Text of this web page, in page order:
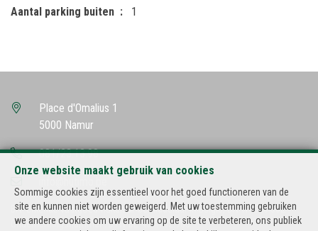
Aantal parking buiten 1
Onze website maakt gebruik van cookies
Sommige cookies zijn essentieel voor het goed functioneren van de
site en kunnen niet worden geweigerd. Met uw toestemming gebruiken
we andere cookies om uw ervaring op de site te verbeteren, ons publiek
Place d'Omalius 1
5000 Namur
081/23.13.98
BIV-erkende vastgoedmakelaar-bemiddelaar in België, BIV N° 500.502
Ondernemingsnummer : BTW BE-434.182.985